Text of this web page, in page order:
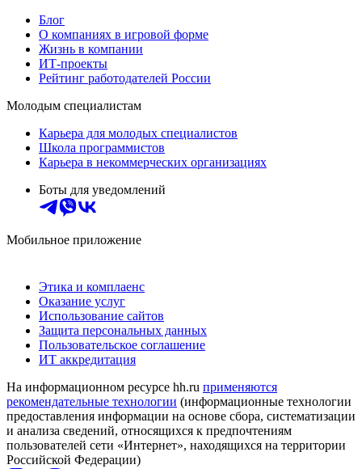
Блог
О компаниях в игровой форме
Жизнь в компании
ИТ-проекты
Рейтинг работодателей России
Молодым специалистам
Карьера для молодых специалистов
Школа программистов
Карьера в некоммерческих организациях
Боты для уведомлений
Мобильное приложение
Этика и комплаенс
Оказание услуг
Использование сайтов
Защита персональных данных
Пользовательское соглашение
ИТ аккредитация
На информационном ресурсе hh.ru применяются
рекомендательные технологии (информационные технологии
предоставления информации на основе сбора, систематизации
и анализа сведений, относящихся к предпочтениям
пользователей сети «Интернет», находящихся на территории
Российской Федерации)